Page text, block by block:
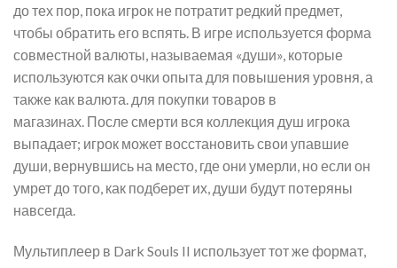
до тех пор, пока игрок не потратит редкий предмет,
чтобы обратить его вспять. В игре используется форма
совместной валюты, называемая «души», которые
используются как очки опыта для повышения уровня, а
также как валюта. для покупки товаров в
магазинах. После смерти вся коллекция душ игрока
выпадает; игрок может восстановить свои упавшие
души, вернувшись на место, где они умерли, но если он
умрет до того, как подберет их, души будут потеряны
навсегда.
Мультиплеер в Dark Souls II использует тот же формат,